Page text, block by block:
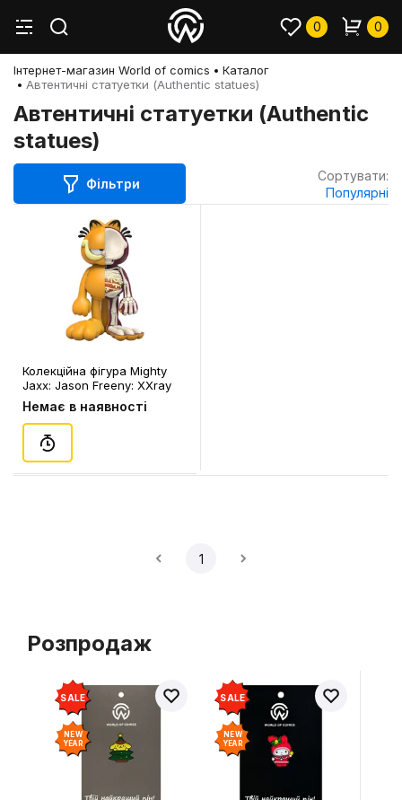
0 0
Інтернет-магазин World of comics
Каталог
Автентичні статуетки (Authentic statues)
Автентичні статуетки (Authentic
statues)
Фільтри
Сортувати:
Популярні
Колекційна фігура Mighty
Jaxx: Jason Freeny: XXray
Plus: Garfield: Garfield,
(93625)
Немає в наявності
1
Розпродаж
SALE
NEW
YEAR
SALE
NEW
YEAR